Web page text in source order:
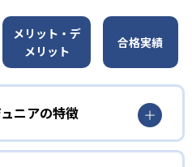
メリット・デ
メリット
合格実績
ニアの特徴
スラインナップ